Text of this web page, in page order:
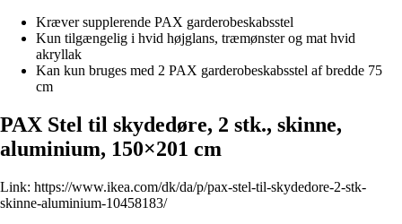
Kræver supplerende PAX garderobeskabsstel
Kun tilgængelig i hvid højglans, træmønster og mat hvid
akryllak
Kan kun bruges med 2 PAX garderobeskabsstel af bredde 75
cm
PAX Stel til skydedøre, 2 stk., skinne,
aluminium, 150×201 cm
Link: https://www.ikea.com/dk/da/p/pax-stel-til-skydedore-2-stk-
skinne-aluminium-10458183/